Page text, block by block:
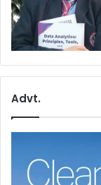
Advt.